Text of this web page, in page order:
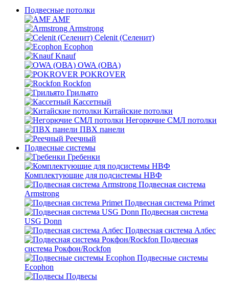
Подвесные потолки
AMF
Armstrong
Celenit (Селенит)
Ecophon
Knauf
OWA (ОВА)
POKROVER
Rockfon
Грильято
Кассетный
Китайские потолки
Негорючие СМЛ потолки
ПВХ панели
Реечный
Подвесные системы
Гребенки
Комплектующие для подсистемы НВФ
Подвесная система
Armstrong
Подвесная система Primet
Подвесная система
USG Donn
Подвесная система Албес
Подвесная
система Рокфон/Rockfon
Подвесные системы
Ecophon
Подвесы